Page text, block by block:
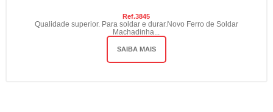
Ref.3845
Qualidade superior. Para soldar e durar.Novo Ferro de Soldar
Machadinha...
SAIBA MAIS